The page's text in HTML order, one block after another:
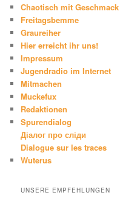
Chaotisch mit Geschmack
Freitagsbemme
Graureiher
Hier erreicht ihr uns!
Impressum
Jugendradio im Internet
Mitmachen
Muckefux
Redaktionen
Spurendialog
Діалог про сліди
Dialogue sur les traces
Wuterus
UNSERE EMPFEHLUNGEN